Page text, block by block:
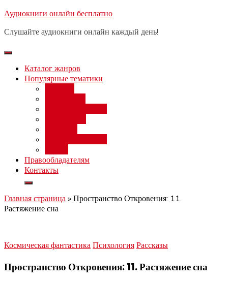
Перейти
содержимому
Аудиокниги онлайн бесплатно
Слушайте аудиокниги онлайн каждый день!
Каталог жанров
Популярные тематики
Правообладателям
Контакты
Главная страница » Пространство Откровения: 11.
Растяжение сна
Космическая фантастика Психология Рассказы
Пространство Откровения: 11. Растяжение сна
Бесплатный вебинар: заработок
день